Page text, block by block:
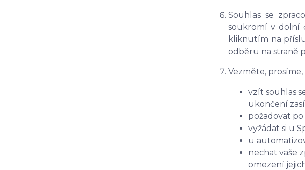
Souhlas se
soukromí v dolní
kliknutím na
odběru na straně
Vezměte,
vzít souhlas
ukončení
požadovat po
vyžádat si u
u
nechat vaše
omezení